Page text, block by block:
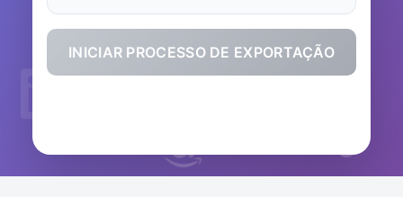
INICIAR PROCESSO DE EXPORTAÇÃO